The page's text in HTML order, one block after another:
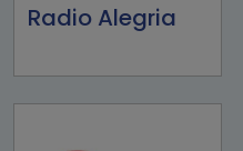
Radio Alegria